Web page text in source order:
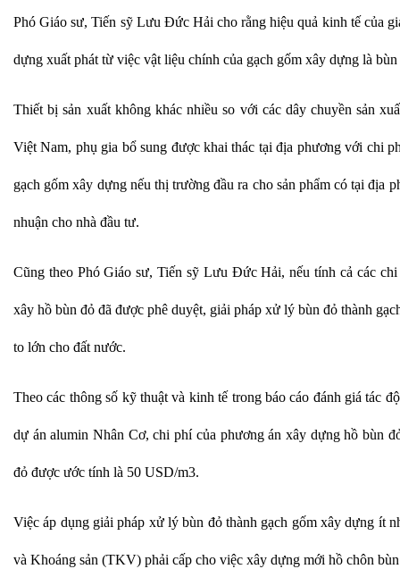
Phó Giáo sư, Tiến sỹ Lưu Đức Hải cho rằng hiệu quả kinh tế của
dựng xuất phát từ việc vật liệu chính của gạch gốm xây dựng là
Thiết bị sản xuất không khác nhiều so với các dây chuyền sản
Việt Nam, phụ gia bổ sung được khai thác tại địa phương với chi
gạch gốm xây dựng nếu thị trường đầu ra cho sản phẩm có tại địa
nhuận cho nhà đầu tư.
Cũng theo Phó Giáo sư, Tiến sỹ Lưu Đức Hải, nếu tính cả các
xây hồ bùn đỏ đã được phê duyệt, giải pháp xử lý bùn đỏ thành
to lớn cho đất nước.
Theo các thông số kỹ thuật và kinh tế trong báo cáo đánh giá tác
dự án alumin Nhân Cơ, chi phí của phương án xây dựng hồ bùn
đỏ được ước tính là 50 USD/m3.
Việc áp dụng giải pháp xử lý bùn đỏ thành gạch gốm xây dựng ít
và Khoáng sản (TKV) phải cấp cho việc xây dựng mới hồ chôn